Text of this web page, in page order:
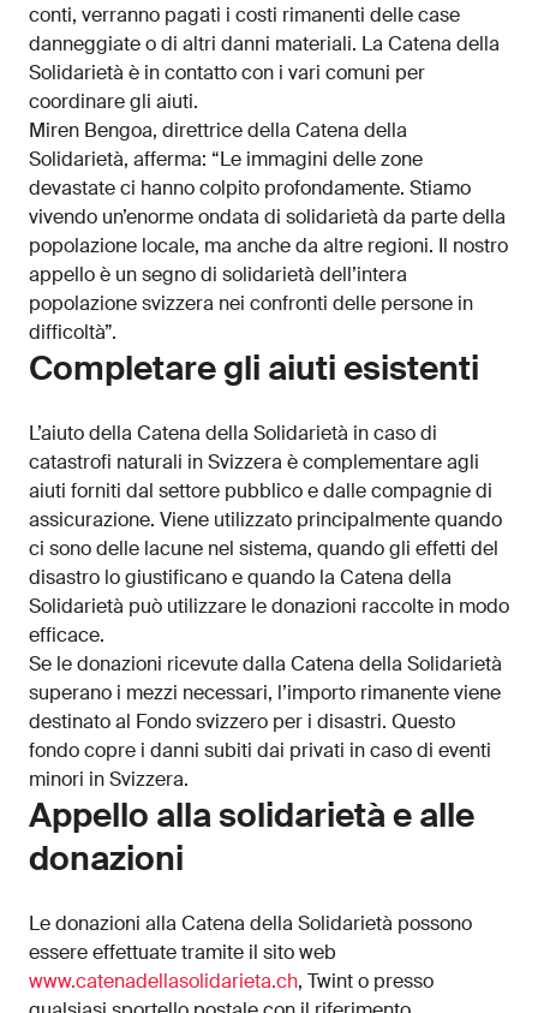
conti, verranno pagati i costi rimanenti delle case
danneggiate o di altri danni materiali. La Catena della
Solidarietà è in contatto con i vari comuni per
coordinare gli aiuti.
Miren Bengoa, direttrice della Catena della
Solidarietà, afferma: “Le immagini delle zone
devastate ci hanno colpito profondamente. Stiamo
vivendo un’enorme ondata di solidarietà da parte della
popolazione locale, ma anche da altre regioni. Il nostro
appello è un segno di solidarietà dell’intera
popolazione svizzera nei confronti delle persone in
difficoltà”.
Completare gli aiuti esistenti
L’aiuto della Catena della Solidarietà in caso di
catastrofi naturali in Svizzera è complementare agli
aiuti forniti dal settore pubblico e dalle compagnie di
assicurazione. Viene utilizzato principalmente quando
ci sono delle lacune nel sistema, quando gli effetti del
disastro lo giustificano e quando la Catena della
Solidarietà può utilizzare le donazioni raccolte in modo
efficace.
Se le donazioni ricevute dalla Catena della Solidarietà
superano i mezzi necessari, l’importo rimanente viene
destinato al Fondo svizzero per i disastri. Questo
fondo copre i danni subiti dai privati in caso di eventi
minori in Svizzera.
Appello alla solidarietà e alle
donazioni
Le donazioni alla Catena della Solidarietà possono
essere effettuate tramite il sito web
www.catenadellasolidarieta.ch, Twint o presso